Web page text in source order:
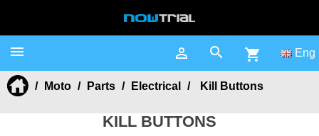
 Eng
shopping_cart


Moto Parts Electrical Kill Buttons
KILL BUTTONS